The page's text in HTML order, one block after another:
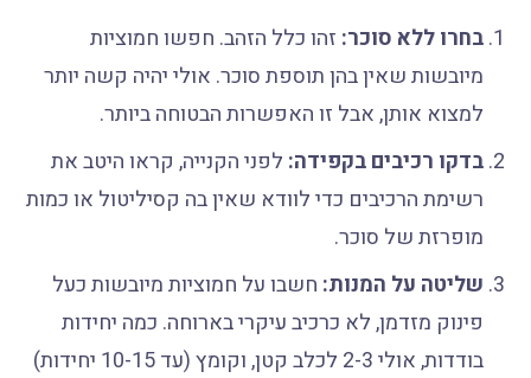
בחרו ללא סוכר:זהו כלל הזהב. חפשו חמוציות
מיובשות שאין בהן תוספת סוכר. אולי יהיה קשה יותר
למצוא אותן, אבל זו האפשרות הבטוחה ביותר.
בדקו רכיבים בקפידה:לפני הקנייה, קראו היטב את
רשימת הרכיבים כדי לוודא שאין בה קסיליטול או כמות
מופרזת של סוכר.
שליטה על המנות:חשבו על חמוציות מיובשות כעל
פינוק מזדמן, לא כרכיב עיקרי בארוחה. כמה יחידות
בודדות, אולי 2-3 לכלב קטן, וקומץ (עד 10-15 יחידות)